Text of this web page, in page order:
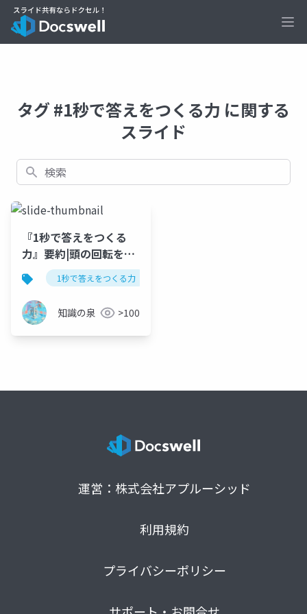
タグ #1秒で答えをつくる力 に関する
スライド
検索
『1秒で答えをつくる
力』要約|頭の回転を速
くする5つのレッスン徹
底解説
1秒で答えをつくる力
知識の泉 >100
運営：株式会社アプルーシッド
利用規約
プライバシーポリシー